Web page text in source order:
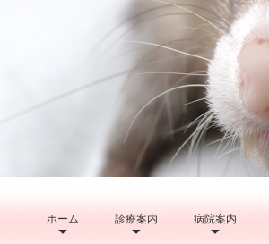
ホーム 診療案内 病院案内